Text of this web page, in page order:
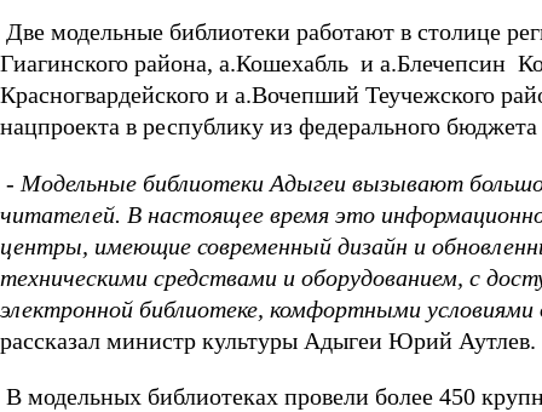
Две модельные библиотеки работают в столице
Гиагинского района, а.Кошехабль и а.Блечепсин
Красногвардейского и а.Вочепший Теучежского
нацпроекта в республику из федерального
- Модельные библиотеки Адыгеи вызывают
читателей. В настоящее время это
центры, имеющие современный дизайн и
техническими средствами и оборудованием, с
электронной библиотеке, комфортными условиями
рассказал министр культуры Адыгеи Юрий Аутлев.
В модельных библиотеках провели более 450